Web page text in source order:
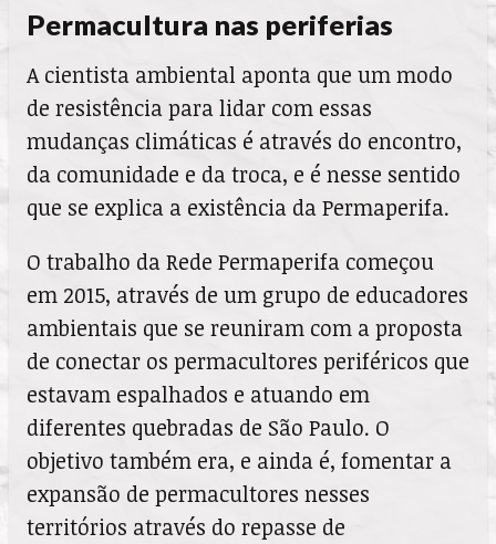
Permacultura nas periferias
A cientista ambiental aponta que um modo
de resistência para lidar com essas
mudanças climáticas é através do encontro,
da comunidade e da troca, e é nesse sentido
que se explica a existência da Permaperifa.
O trabalho da Rede Permaperifa começou
em 2015, através de um grupo de educadores
ambientais que se reuniram com a proposta
de conectar os permacultores periféricos que
estavam espalhados e atuando em
diferentes quebradas de São Paulo. O
objetivo também era, e ainda é, fomentar a
expansão de permacultores nesses
territórios através do repasse de